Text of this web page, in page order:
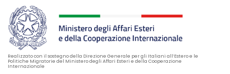
Realizzato con il sostegno della Direzione Generale per gli Italiani all’Estero e le
Politiche Migratorie del Ministero degli Affari Esteri e della Cooperazione
Internazionale